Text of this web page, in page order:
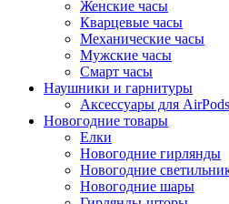
Женские часы
Кварцевые часы
Механические часы
Мужские часы
Смарт часы
Наушники и гарнитуры
Аксессуары для AirPods
Новогодние товары
Елки
Новогодние гирлянды
Новогодние
Новогодние шары